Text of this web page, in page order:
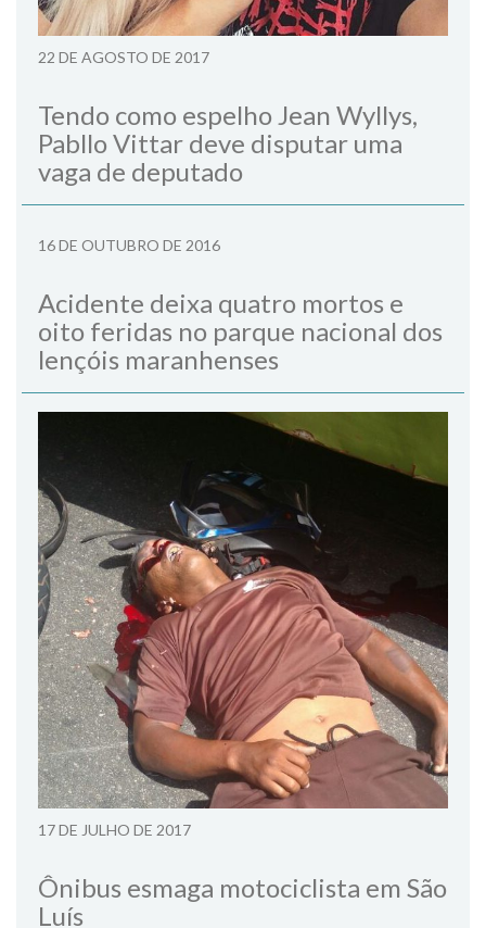
22 DE AGOSTO DE 2017
Tendo como espelho Jean Wyllys,
Pabllo Vittar deve disputar uma
vaga de deputado
16 DE OUTUBRO DE 2016
Acidente deixa quatro mortos e
oito feridas no parque nacional dos
lençóis maranhenses
17 DE JULHO DE 2017
Ônibus esmaga motociclista em São
Luís